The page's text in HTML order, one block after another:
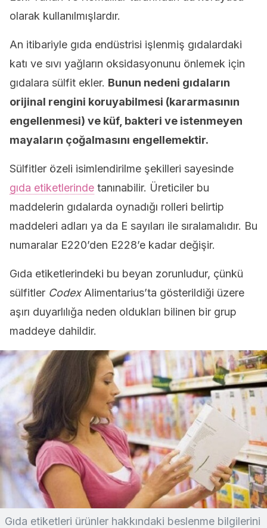
olarak kullanılmışlardır.
An itibariyle gıda endüstrisi işlenmiş gıdalardaki
katı ve sıvı yağların oksidasyonunu önlemek için
gıdalara sülfit ekler. Bunun nedeni gıdaların
orijinal rengini koruyabilmesi (kararmasının
engellenmesi) ve küf, bakteri ve istenmeyen
mayaların çoğalmasını engellemektir.
Sülfitler özeli isimlendirilme şekilleri sayesinde
gıda etiketlerinde tanınabilir. Üreticiler bu
maddelerin gıdalarda oynadığı rolleri belirtip
maddeleri adları ya da E sayıları ile sıralamalıdır. Bu
numaralar E220’den E228’e kadar değişir.
Gıda etiketlerindeki bu beyan zorunludur, çünkü
sülfitler CodexAlimentarius’ta gösterildiği üzere
aşırı duyarlılığa neden oldukları bilinen bir grup
maddeye dahildir.
Gıda etiketleri ürünler hakkındaki beslenme bilgilerini